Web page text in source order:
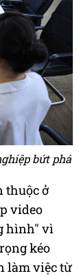
bứt phá
thuộc ở
video
hình" vì
kéo
làm việc từ